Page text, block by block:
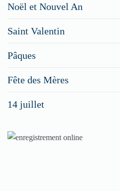
Noël et Nouvel An
Saint Valentin
Pâques
Fête des Mères
14 juillet